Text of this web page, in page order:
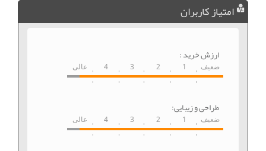
امتیاز کاربران
ارزش خرید :
ضعیف 1
2
3
4 عالی
طراحی و زیبایی:
ضعیف 1
2
3
4 عالی